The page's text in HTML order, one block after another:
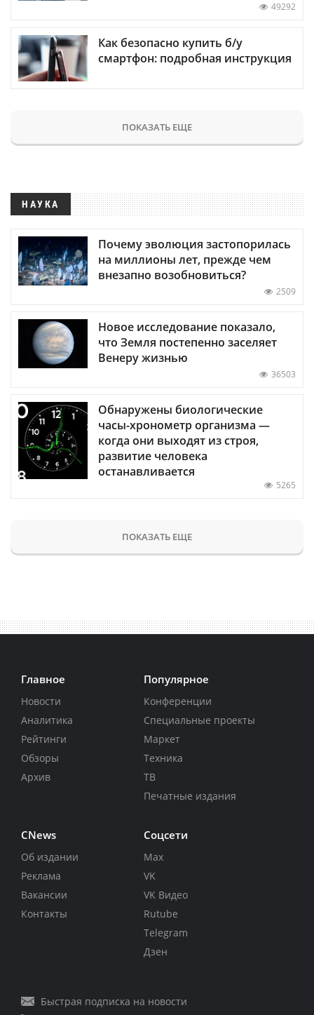
49292
Как безопасно купить б/у
смартфон: подробная инструкция
ПОКАЗАТЬ ЕЩЕ
НАУКА
Почему эволюция застопорилась
на миллионы лет, прежде чем
внезапно возобновиться?
2509
Новое исследование показало,
что Земля постепенно заселяет
Венеру жизнью
36503
Обнаружены биологические
часы-хронометр организма —
когда они выходят из строя,
развитие человека
останавливается
5265
ПОКАЗАТЬ ЕЩЕ
Главное
Новости
Аналитика
Рейтинги
Обзоры
Архив
Популярное
Конференции
Специальные проекты
Маркет
Техника
ТВ
Печатные издания
CNews
Об издании
Реклама
Вакансии
Контакты
Соцсети
Max
VK
VK Видео
Rutube
Telegram
Дзен
Быстрая подписка на новости